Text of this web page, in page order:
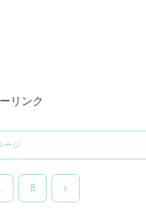
リンク
ージ
8 次